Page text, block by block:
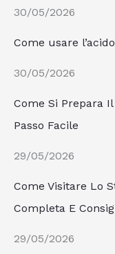
30/05/2026
Come usare
30/05/2026
Come Si Prepara
Passo Facile
29/05/2026
Come Visitare Lo
Completa E
29/05/2026